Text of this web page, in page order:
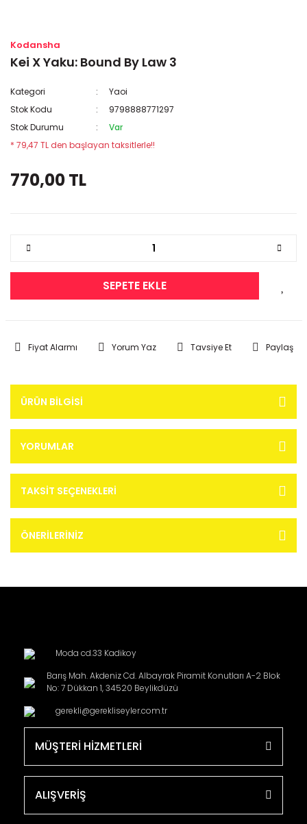
Kodansha
Kei X Yaku: Bound By Law 3
Kategori
Yaoi
Stok Kodu
9798888771297
Stok Durumu
Var
* 79,47 TL den başlayan taksitlerle!!
770,00 TL
SEPETE EKLE
Fiyat Alarmı Yorum Yaz Tavsiye Et Paylaş
ÜRÜN BILGISI
YORUMLAR
TAKSIT SEÇENEKLERI
ÖNERILERINIZ
Moda cd.33 Kadikoy
Barış Mah. Akdeniz Cd. Albayrak Piramit Konutları A-2 Blok
No: 7 Dükkan 1, 34520 Beylikdüzü
gerekli@gerekliseyler.com.tr
MÜŞTERİ HİZMETLERİ
ALIŞVERİŞ